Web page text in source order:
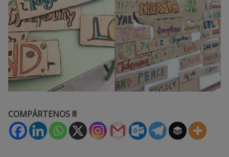
COMPÁRTENOS !!!